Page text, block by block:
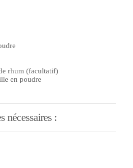
rhum (facultatif)
en poudre
nécessaires :